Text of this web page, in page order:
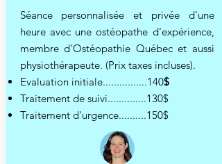
Séance personnalisée et privée d'une
heure avec uneostéopathe d'expérience,
membre d'Ostéopathie Québec et aussi
physiothérapeute. (Prix taxes incluses).
Evaluation initiale................140$
Traitement de suivi..............130$
Traitement d'urgence..........150$